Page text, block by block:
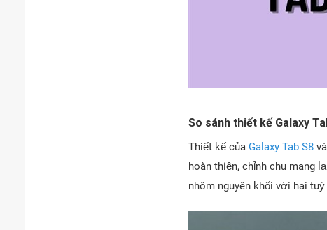
So sánh thiết kế Galaxy
Thiết kế của Galaxy Tab S8và
hoàn thiện, chỉnh chu mang
nhôm nguyên khối với hai